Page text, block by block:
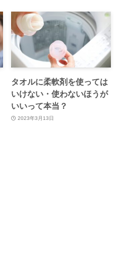
タオルに柔軟剤を使っては
いけない・使わないほうが
いいって本当？
2023年3月13日